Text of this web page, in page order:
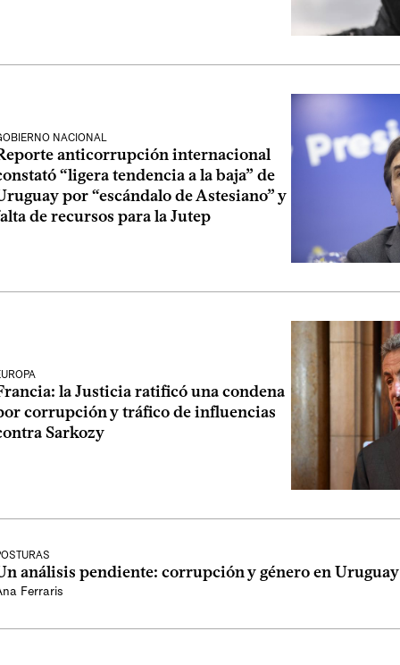
NACIONAL
anticorrupción internacional
“ligera tendencia a la baja” de
por “escándalo de Astesiano” y
de recursos para la Jutep
la Justicia ratificó una condena
corrupción y tráfico de influencias
Sarkozy
análisis pendiente: corrupción y género en Uruguay
Ferraris